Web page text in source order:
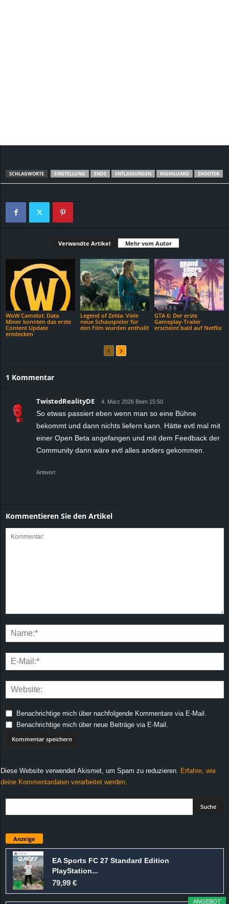
SCHLAGWORTE EINSTELLUNG ENDE ENTLASSUNGEN HIGHGUARD SHOOTER
Verwandte Artikel Mehr vom Autor
WoW Camelot: Data
Miner konnten das erste
Content Update
entdecken
Legend of Zelda: Viele
neue Schauspieler für
den Film wurden enthüllt
GTA 6: Der erste
Gameplay-Trailer
erscheint bald auf Netflix
1 Kommentar
TwistedRealityDE 4. März 2026 Beim 15:50
So etwas passiert eben wenn man so eine Bühne
bekommt und dann nichts liefern kann. Hätte evtl mal mit
einer Open Beta angefangen und mit dem Feedback der
Community dann wäre evtl alles anders gekommen.
Antwort
Kommentieren Sie den Artikel
Benachrichtige mich über nachfolgende Kommentare via E-Mail.
Benachrichtige mich über neue Beiträge via E-Mail.
Diese Website verwendet Akismet, um Spam zu reduzieren. Erfahre, wie
deine Kommentardaten verarbeitet werden.
Anzeige
EA Sports FC 27 Standard Edition
PlayStation...
79,99 €
ANGEBOT